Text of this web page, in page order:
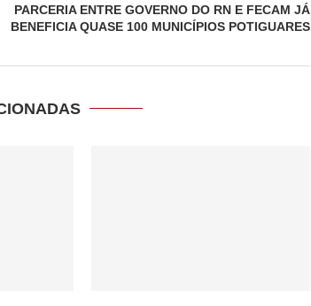
PARCERIA ENTRE GOVERNO DO RN E FECAM JÁ
BENEFICIA QUASE 100 MUNICÍPIOS POTIGUARES